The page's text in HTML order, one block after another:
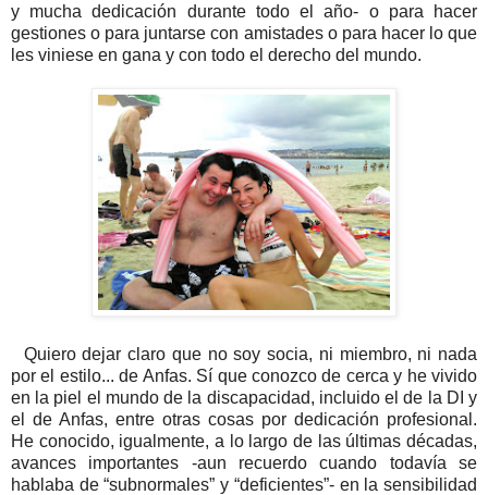
y mucha dedicación durante todo el año- o para hacer
gestiones o para juntarse con amistades o para hacer lo que
les viniese en gana y con todo el derecho del mundo.
Quiero dejar claro que no soy socia, ni miembro, ni nada
por el estilo... de Anfas. Sí que conozco de cerca y he vivido
en la piel el mundo de la discapacidad, incluido el de la DI y
el de Anfas, entre otras cosas por dedicación profesional.
He conocido, igualmente, a lo largo de las últimas décadas,
avances importantes -aun recuerdo cuando todavía se
hablaba de “subnormales” y “deficientes”- en la sensibilidad